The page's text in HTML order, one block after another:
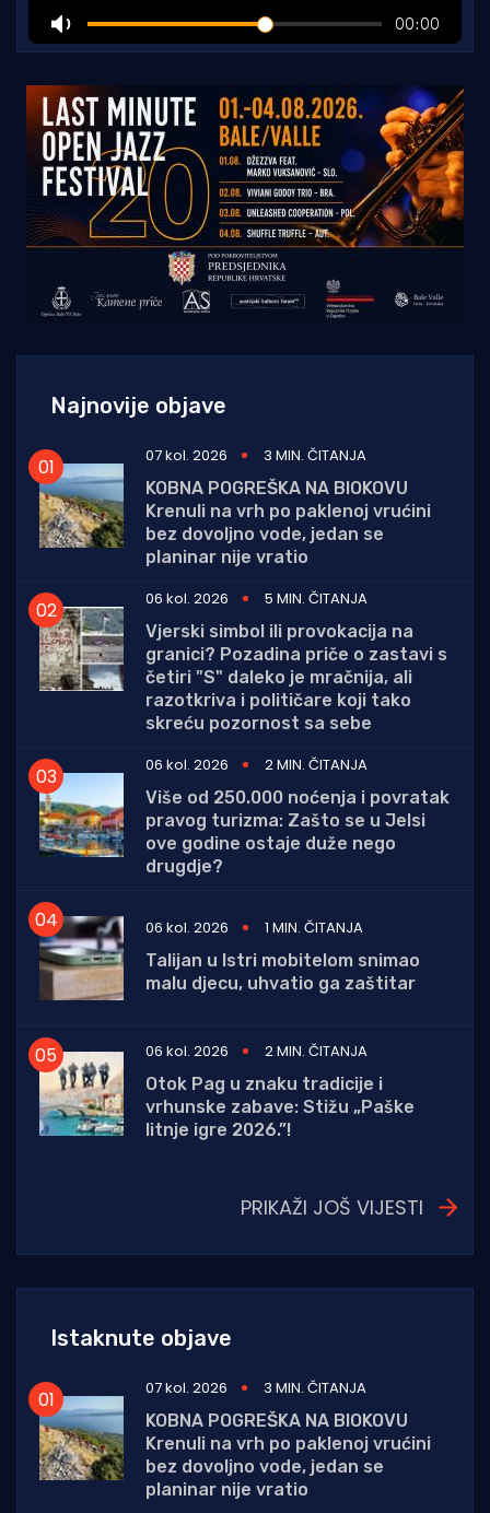
Najnovije objave
07 kol. 2026
3 MIN. ČITANJA
KOBNA POGREŠKA NA BIOKOVU
Krenuli na vrh po paklenoj vrućini
bez dovoljno vode, jedan se
planinar nije vratio
06 kol. 2026
5 MIN. ČITANJA
Vjerski simbol ili provokacija na
granici? Pozadina priče o zastavi s
četiri "S" daleko je mračnija, ali
razotkriva i političare koji tako
skreću pozornost sa sebe
06 kol. 2026
2 MIN. ČITANJA
Više od 250.000 noćenja i povratak
pravog turizma: Zašto se u Jelsi
ove godine ostaje duže nego
drugdje?
06 kol. 2026
1 MIN. ČITANJA
Talijan u Istri mobitelom snimao
malu djecu, uhvatio ga zaštitar
06 kol. 2026
2 MIN. ČITANJA
Otok Pag u znaku tradicije i
vrhunske zabave: Stižu „Paške
litnje igre 2026.”!
PRIKAŽI JOŠ VIJESTI
Istaknute objave
07 kol. 2026
3 MIN. ČITANJA
KOBNA POGREŠKA NA BIOKOVU
Krenuli na vrh po paklenoj vrućini
bez dovoljno vode, jedan se
planinar nije vratio